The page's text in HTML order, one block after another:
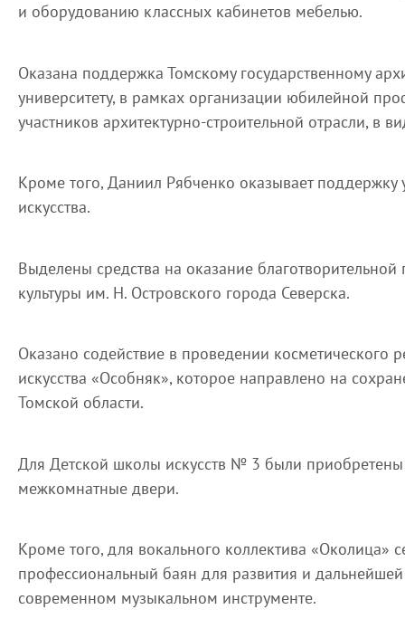
и оборудованию классных кабинетов мебелью.
Оказана поддержка Томскому государственному
университету, в рамках организации юбилейной
участников архитектурно-строительной отрасли, в
Кроме того, Даниил Рябченко оказывает поддержку
искусства.
Выделены средства на оказание
культуры им. Н. Островского города Северска.
Оказано содействие в проведении косметического
искусства «Особняк», которое направлено на
Томской области.
Для Детской школы искусств № 3 были
межкомнатные двери.
Кроме того, для вокального коллектива «Околица»
профессиональный баян для развития и
современном музыкальном инструменте.